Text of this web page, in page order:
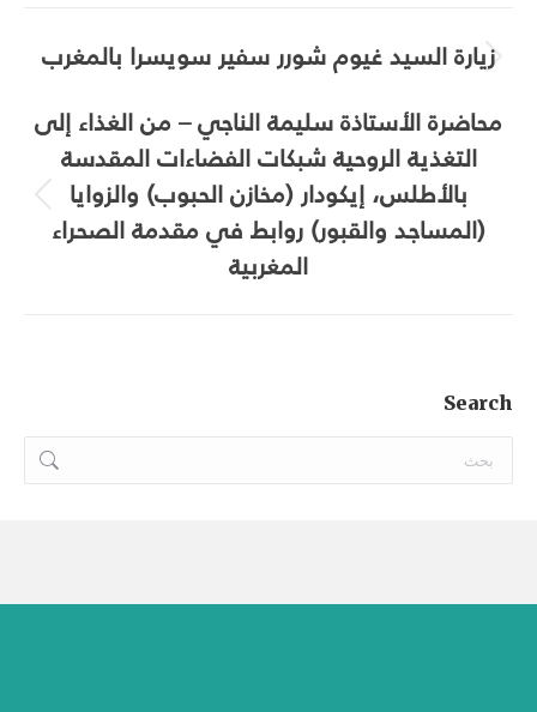
Album
navigation
Previous
album:
محاضرة الأستاذة سليمة الناجي – من الغذاء إلى
التغذية الروحية شبكات الفضاءات المقدسة
بالأطلس، إيكودار (مخازن الحبوب) والزوايا
(المساجد والقبور) روابط في مقدمة الصحراء
المغربية
Next
album:
زيارة السيد غيوم شورر سفير سويسرا بالمغرب
Search